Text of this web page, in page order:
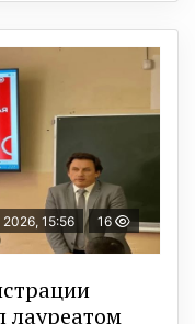
15:56 16
лауреатом